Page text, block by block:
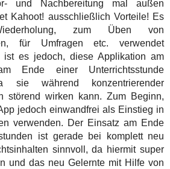
und Nachbereitung mal außen
Kahoot! ausschließlich Vorteile! Es
zum Üben von
für Umfragen etc. verwendet
ist es jedoch, diese Applikation am
Ende einer Unterrichtsstunde
sie während konzentrierender
störend wirken kann. Zum Beginn,
jedoch einwandfrei als Einstieg in
verwenden. Der Einsatz am Ende
ist gerade bei komplett neu
sinnvoll, da hiermit super
und das neu Gelernte mit Hilfe von